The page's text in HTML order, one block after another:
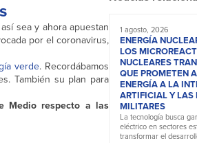
sea y ahora apuestan
por el coronavirus,
verde. Recordábamos
También su plan para
Medio respecto a las
1 agosto, 2026
ENERGÍA
LOS
NUCLEARES
QUE PROMETEN
ENERGÍA A LA
ARTIFICIAL Y LAS
MILITARES
La tecnología busca
eléctrico en sectores
transformar el